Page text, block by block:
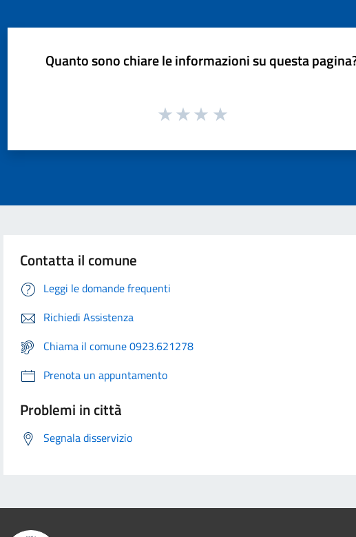
Quanto sono chiare le informazioni su questa
Contatta il comune
Leggi le domande frequenti
Richiedi Assistenza
Chiama il comune 0923.621278
Prenota un appuntamento
Problemi in città
Segnala disservizio